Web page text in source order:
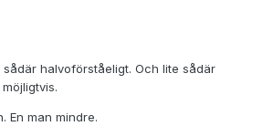
halvoförståeligt. Och lite sådär
En man mindre.